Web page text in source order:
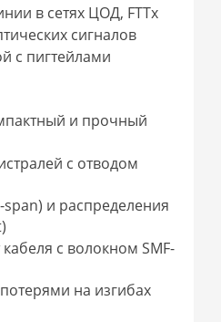
в сетях ЦОД, FTTx
сигналов
с пигтейлами
и прочный
с отводом
и распределения
с волокном SMF-
на изгибах